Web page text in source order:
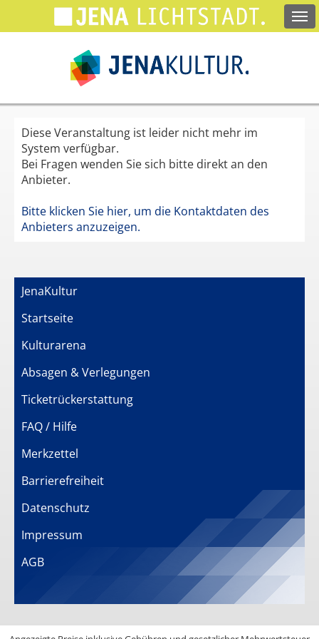
zum
Diese Veranstaltung ist leider nicht mehr im
System verfügbar.
Bei Fragen wenden Sie sich bitte direkt an den
Anbieter.
Bitte klicken Sie hier, um die Kontaktdaten des
Anbieters anzuzeigen.
JenaKultur
Startseite
Kulturarena
Absagen & Verlegungen
Ticketrückerstattung
FAQ / Hilfe
Merkzettel
Barrierefreiheit
Datenschutz
Impressum
AGB